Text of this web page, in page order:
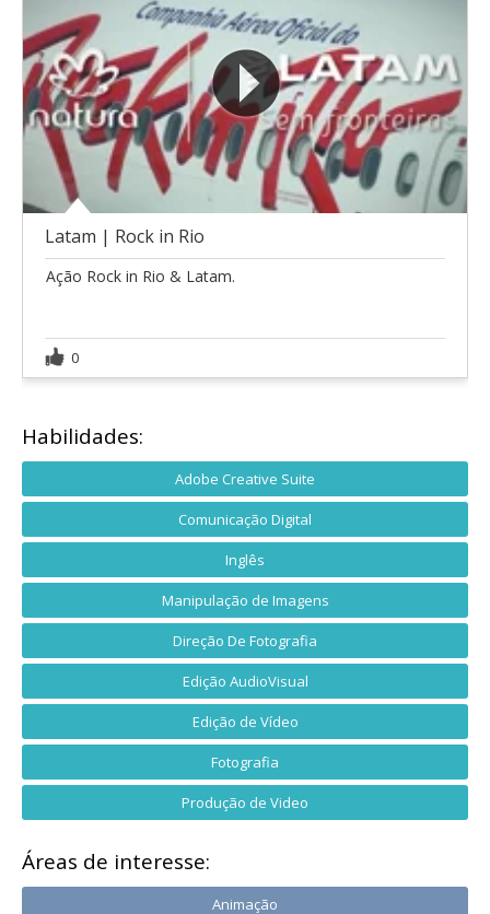
Latam | Rock in Rio
Ação Rock in Rio & Latam.
0
Habilidades:
Adobe Creative Suite
Comunicação Digital
Inglês
Manipulação de Imagens
Direção De Fotografia
Edição AudioVisual
Edição de Vídeo
Fotografia
Produção de Video
Áreas de interesse:
Animação